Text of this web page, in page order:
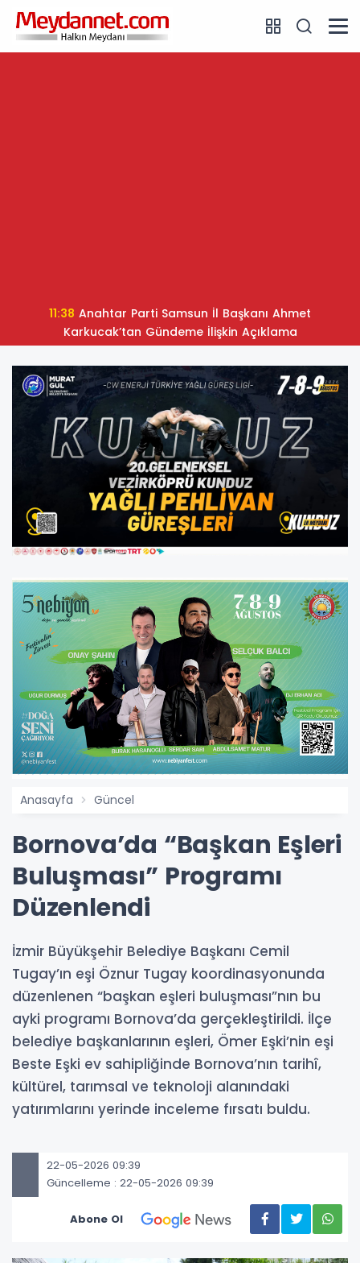
11:38
Karkucak’tan Gündeme İlişkin Açıklama
Anasayfa Güncel
Bornova’da “Başkan Eşleri
Buluşması” Programı
Düzenlendi
İzmir Büyükşehir Belediye Başkanı Cemil
Tugay’ın eşi Öznur Tugay koordinasyonunda
düzenlenen “başkan eşleri buluşması”nın bu
ayki programı Bornova’da gerçekleştirildi. İlçe
belediye başkanlarının eşleri, Ömer Eşki’nin eşi
Beste Eşki ev sahipliğinde Bornova’nın tarihî,
kültürel, tarımsal ve teknoloji alanındaki
yatırımlarını yerinde inceleme fırsatı buldu.
22-05-2026 09:39
Güncelleme : 22-05-2026 09:39
Abone Ol